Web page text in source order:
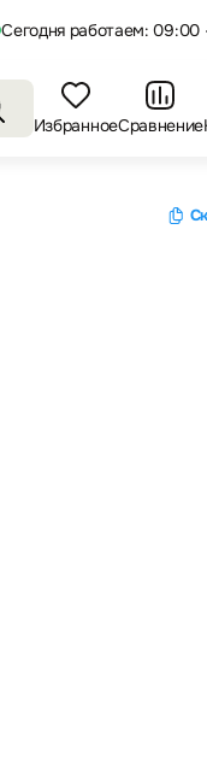
Сегодня работаем: 09:00
ИзбранноеСравнение